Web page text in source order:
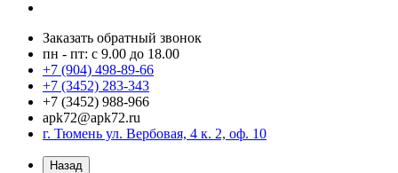
Заказать обратный звонок
пн - пт: с 9.00 до 18.00
+7 (904) 498-89-66
+7 (3452) 283-343
+7 (3452) 988-966
apk72@apk72.ru
г. Тюмень ул. Вербовая, 4 к. 2, оф. 10
Назад